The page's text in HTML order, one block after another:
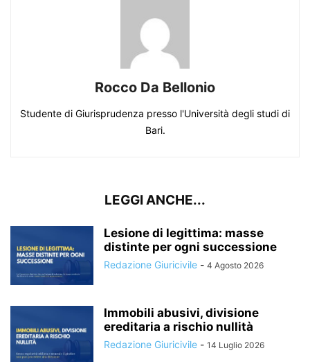
Rocco Da Bellonio
Studente di Giurisprudenza presso l'Università degli studi di
Bari.
LEGGI ANCHE...
Lesione di legittima: masse
distinte per ogni successione
Redazione Giuricivile - 4 Agosto 2026
Immobili abusivi, divisione
ereditaria a rischio nullità
Redazione Giuricivile - 14 Luglio 2026